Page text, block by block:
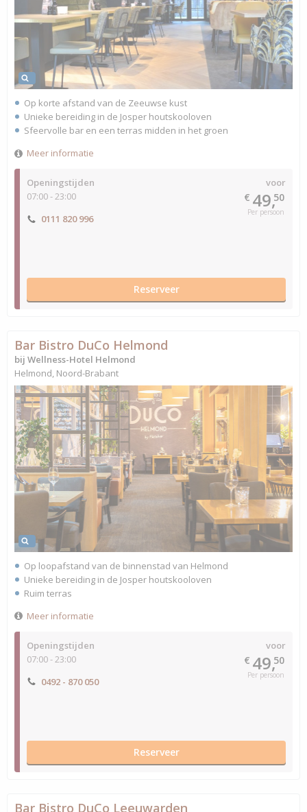
Openingstijden
07:00 - 23:00
voor
€ 49,50
Per persoon
0111 820 996
Reserveer
Op korte afstand van de Zeeuwse kust
Unieke bereiding in de Josper houtskooloven
Sfeervolle bar en een terras midden in het groen
Meer informatie
Openingstijden
07:00 - 23:00
voor
€ 49,50
Per persoon
0492 - 870 050
Reserveer
Bar Bistro DuCo Helmond
bij Wellness-Hotel Helmond
Helmond, Noord-Brabant
Op loopafstand van de binnenstad van Helmond
Unieke bereiding in de Josper houtskooloven
Ruim terras
Meer informatie
Bar Bistro DuCo Leeuwarden